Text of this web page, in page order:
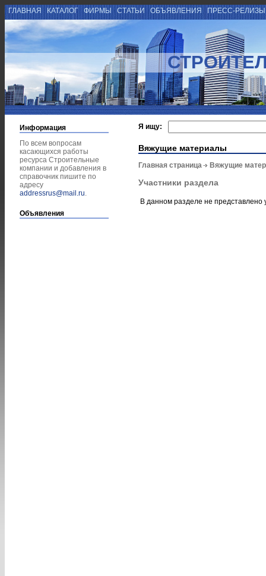
ГЛАВНАЯ КАТАЛОГ ФИРМЫ СТАТЬИ ОБЪЯВЛЕНИЯ ПРЕСС-
Информация
По всем вопросам
касающихся работы
ресурса Строительные
компании и добавления в
справочник пишите по
адресу
addressrus@mail.ru.
Объявления
Я ищу:
Вяжущие материалы
Главная страница Вяжущие
Участники раздела
В данном разделе не представлено